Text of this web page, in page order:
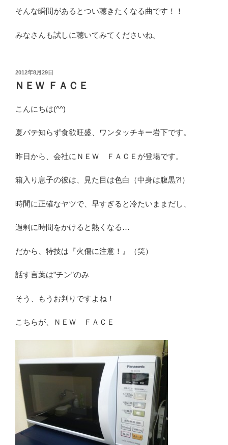
そんな瞬間があるとつい聴きたくなる曲です！！
みなさんも試しに聴いてみてくださいね。
投
稿
日:
2012年8月29日
ＮＥＷ ＦＡＣＥ
こんにちは(^^)
夏バテ知らず食欲旺盛、ワンタッチキー岩下です。
昨日から、会社にＮＥＷ ＦＡＣＥが登場です。
箱入り息子の彼は、見た目は色白（中身は腹黒?!）
時間に正確なヤツで、早すぎると冷たいままだし、
過剰に時間をかけると熱くなる…
だから、特技は『火傷に注意！』（笑）
話す言葉は”チン”のみ
そう、もうお判りですよね！
こちらが、ＮＥＷ ＦＡＣＥ